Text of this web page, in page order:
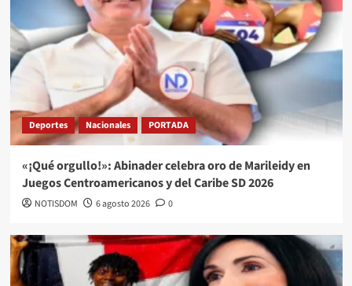
Deportes Nacionales PORTADA
«¡Qué orgullo!»: Abinader celebra oro de Marileidy en
Juegos Centroamericanos y del Caribe SD 2026
NOTISDOM 6 agosto 2026 0